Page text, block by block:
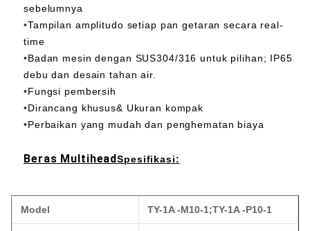
sebelumnya
•Tampilan amplitudo setiap pan getaran secara real-
time
•Badan mesin dengan SUS304/316 untuk pilihan; IP65
debu dan desain tahan air.
•Fungsi pembersih
•Dirancang khusus& Ukuran kompak
•Perbaikan yang mudah dan penghematan biaya
Beras MultiheadSpesifikasi:
Model TY-1A -M10-1;TY-1A -P10-1